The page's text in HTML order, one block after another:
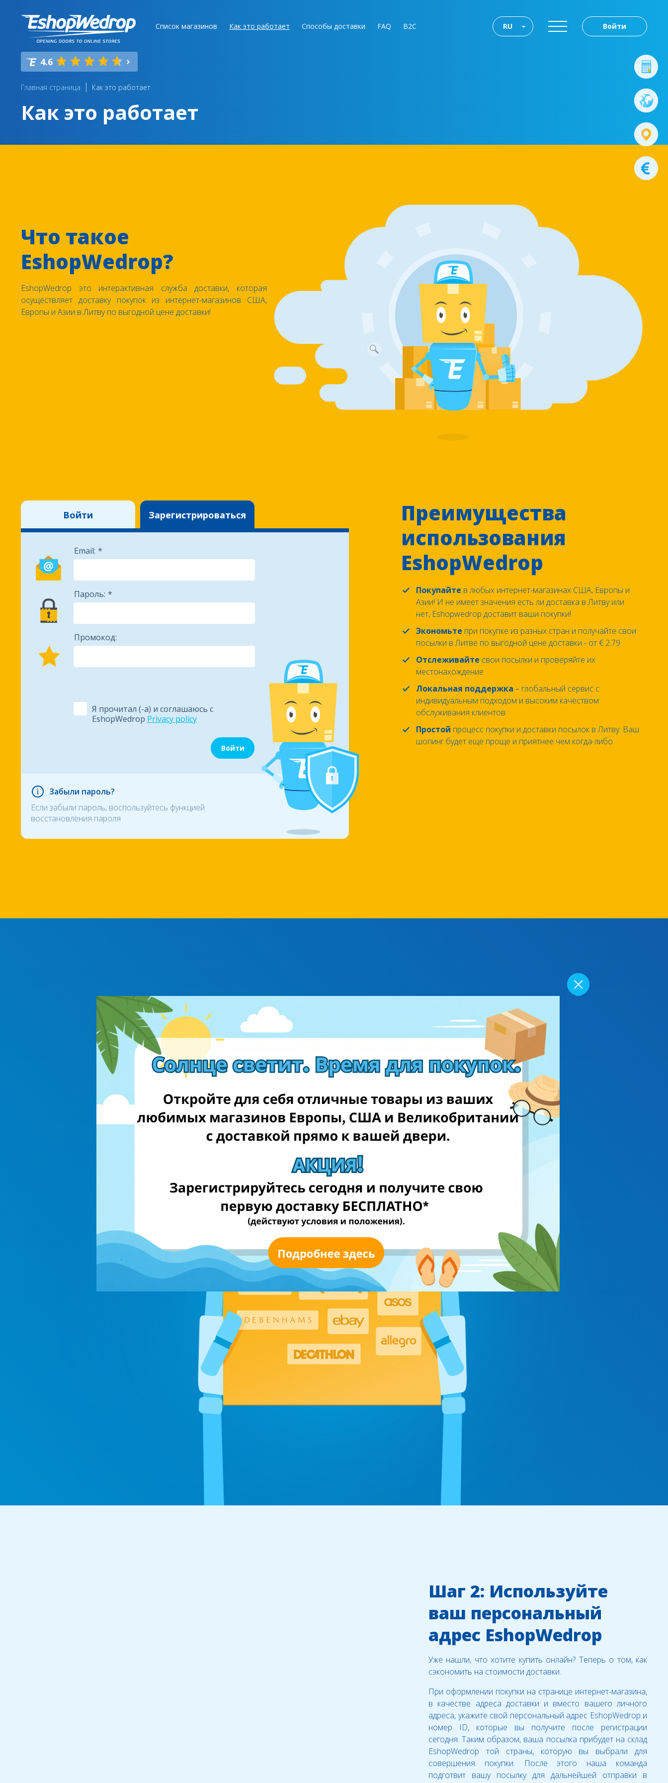
Список магазинов Как это работает Способы доставки FAQ B2C Войти
RU
4.6
Главная страница Как это работает
Как это работает
Что такое
EshopWedrop?
EshopWedrop это интерактивная служба доставки, которая
осуществляет доставку покупок из интернет-магазинов США,
Европы и Азии в Литву по выгодной цене доставки!
Преимущества
использования
EshopWedrop
Покупайте в любых интернет-магазинах США, Европы и
Азии! И не имеет значения есть ли доставка в Литву или
нет, Eshopwedrop доставит ваши покупки!
Экономьте при покупке из разных стран и получайте свои
посылки в Литве по выгодной цене доставки - от € 2.79
Отслеживайте свои посылки и проверяйте их
местонахождение
Локальная поддержка – глобальный сервис с
индивидуальным подходом и высоким качеством
обслуживания клиентов
Простой процесс покупки и доставки посылок в Литву. Ваш
шопинг будет еще проще и приятнее чем когда-либо.
Войти Зарегистрироваться
Email:
Пароль:
Промокод:
Я прочитал (-а) и соглашаюсь с
EshopWedrop Privacy policy
Забыли пароль?
Если забыли пароль, воспользуйтесь функцией
восстановления пароля
Шаг 1: Покупайте любимые бренды
Сперва выберите понравившиеся интернет-магазины в Европе (Англии, Германии, Италии, Франции,
Польше, Литве), США и Азии (уже скоро) в которых хотите сделать покупки.
Шаг 2: Используйте
ваш персональный
адрес EshopWedrop
Уже нашли, что хотите купить онлайн? Теперь о том, как
сэкономить на стоимости доставки.
При оформлении покупки на странице интернет-магазина,
в качестве адреса доставки и вместо вашего личного
адреса, укажите свой персональный адрес EshopWedrop и
номер ID, которые вы получите после регистрации
сегодня. Таким образом, ваша посылка прибудет на склад
EshopWedrop той страны, которую вы выбрали для
совершения покупки. После этого наша команда
подготвит вашу посылку для дальнейшей отправки в